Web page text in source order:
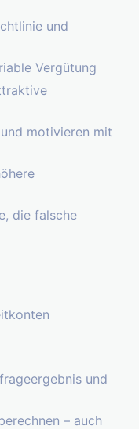
und
Vergütung
motivieren mit
die falsche
und
– auch